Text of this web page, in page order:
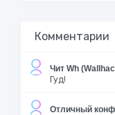
Комментарии
Чит Wh
Гуд!
Отличный